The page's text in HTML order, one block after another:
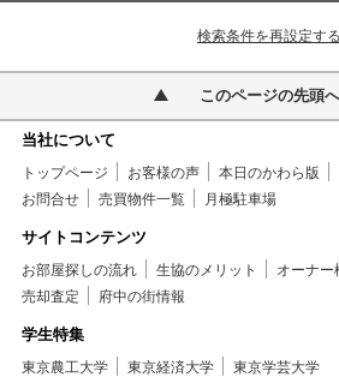
検索条件を再設定する
このページの先頭へ
当社について
トップページ お客様の声 本日のかわら版
お問合せ
売買物件一覧 月極駐車場
サイトコンテンツ
お部屋探しの流れ 生協のメリット オーナー
売却査定
府中の街情報
学生特集
東京農工大学 東京経済大学 東京学芸大学